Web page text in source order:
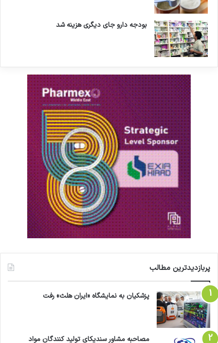
بودجه دارو جای دیگری هزینه شد
پربازدیدترین مطالب
پزشکیان به نمایشگاه «ایران هلث» رفت
مصاحبه مشاور سندیکای تولید کنندگان مواد